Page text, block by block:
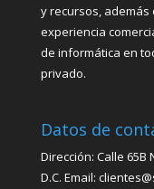
y recursos,
experiencia
de informática en
privado.
Datos de
Dirección: Calle 65B
D.C. Email: